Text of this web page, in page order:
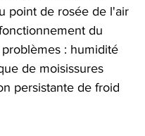
point de rosée de l'air
du
: humidité
de moisissures
persistante de froid